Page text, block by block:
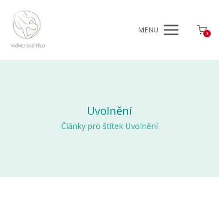
MENU 0
Uvolnění
Články pro štítek Uvolnění